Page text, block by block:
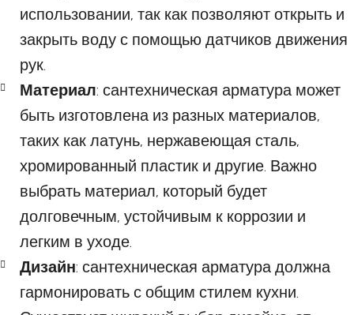
использовании, так как позволяют открыть и
закрыть воду с помощью датчиков движения
рук.
Материал: сантехническая арматура может
быть изготовлена из разных материалов,
таких как латунь, нержавеющая сталь,
хромированный пластик и другие. Важно
выбрать материал, который будет
долговечным, устойчивым к коррозии и
легким в уходе.
Дизайн: сантехническая арматура должна
гармонировать с общим стилем кухни.